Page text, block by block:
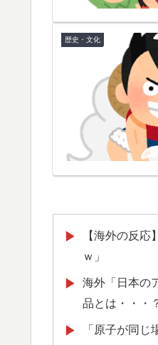
▶ 海外「これが
▶ 韓国の24時間
【海外の反
用した可能
と思えば二刀
韓国人「トヨ
充電を目指す」
【海外の反応
歴史・文化
▶
【海外の反
ｗ」
▶
海外「日本の
品とは・・
▶
「原子が同